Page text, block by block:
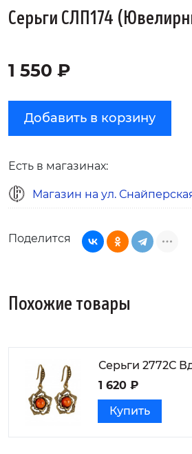
Серьги СЛП174
1 550 ₽
Добавить в корзину
Есть в магазинах:
Магазин на ул.
Поделится
Похожие товары
Серьги 2772С
1 620 ₽
Купить